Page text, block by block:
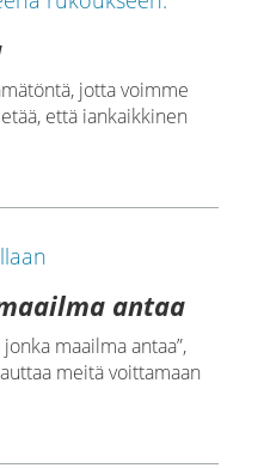
jotta voimme
että iankaikkinen
antaa
maailma antaa”,
meitä voittamaan